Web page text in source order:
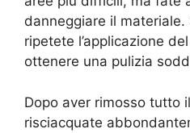
danneggiare il materiale.
ripetete l’applicazione
ottenere una pulizia
Dopo aver rimosso tutto
risciacquate